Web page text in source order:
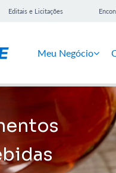
Editais e Licitações
Meu Negócio